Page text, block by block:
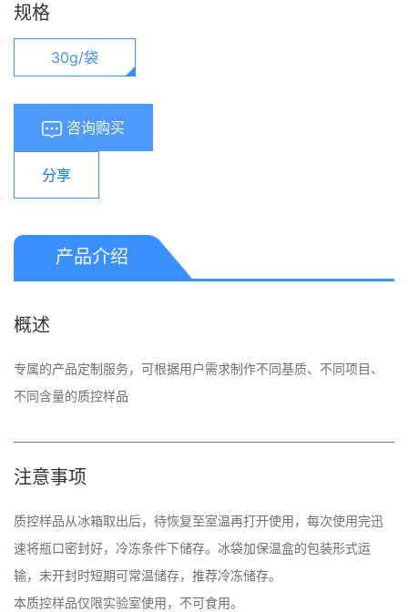
规格
30g/袋
咨询购买
分享
产品介绍
概述
专属的产品定制服务，可根据用户需求制作不同基质、不同项目、
不同含量的质控样品
注意事项
质控样品从冰箱取出后，待恢复至室温再打开使用，每次使用完迅
速将瓶口密封好，冷冻条件下储存。冰袋加保温盒的包装形式运
输，未开封时短期可常温储存，推荐冷冻储存。
本质控样品仅限实验室使用，不可食用。